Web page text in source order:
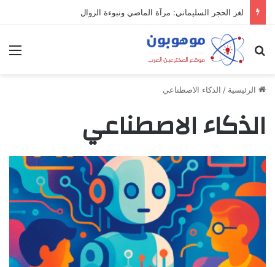
لغز الحجر السليماني: مرآة الماضي ونبوءة الزوال
بحث عن
الرئيسية / الذكاء الاصطناعي
الذكاء الاصطناعي